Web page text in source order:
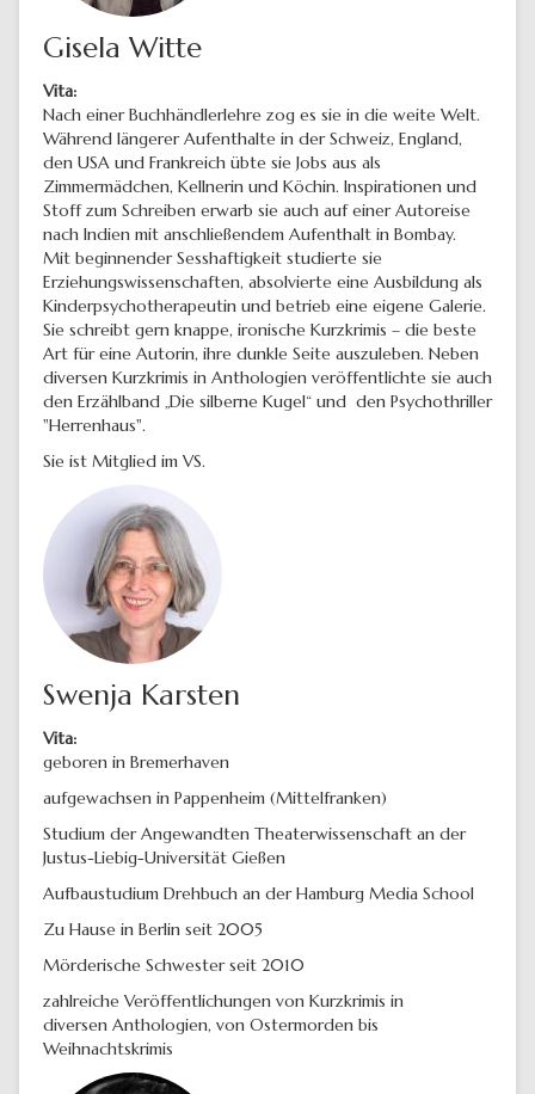
Gisela Witte
Vita:
Nach einer Buchhändlerlehre zog es sie in die weite Welt.
Während längerer Aufenthalte in der Schweiz, England,
den USA und Frankreich übte sie Jobs aus als
Zimmermädchen, Kellnerin und Köchin. Inspirationen und
Stoff zum Schreiben erwarb sie auch auf einer Autoreise
nach Indien mit anschließendem Aufenthalt in Bombay.
Mit beginnender Sesshaftigkeit studierte sie
Erziehungswissenschaften, absolvierte eine Ausbildung als
Kinderpsychotherapeutin und betrieb eine eigene Galerie.
Sie schreibt gern knappe, ironische Kurzkrimis – die beste
Art für eine Autorin, ihre dunkle Seite auszuleben. Neben
diversen Kurzkrimis in Anthologien veröffentlichte sie auch
den Erzählband „Die silberne Kugel“ und den Psychothriller
"Herrenhaus".
Sie ist Mitglied im VS.
Swenja Karsten
Vita:
geboren in Bremerhaven
aufgewachsen in Pappenheim (Mittelfranken)
Studium der Angewandten Theaterwissenschaft an der
Justus-Liebig-Universität Gießen
Aufbaustudium Drehbuch an der Hamburg Media School
Zu Hause in Berlin seit 2005
Mörderische Schwester seit 2010
zahlreiche Veröffentlichungen von Kurzkrimis in
diversen Anthologien, von Ostermorden bis
Weihnachtskrimis